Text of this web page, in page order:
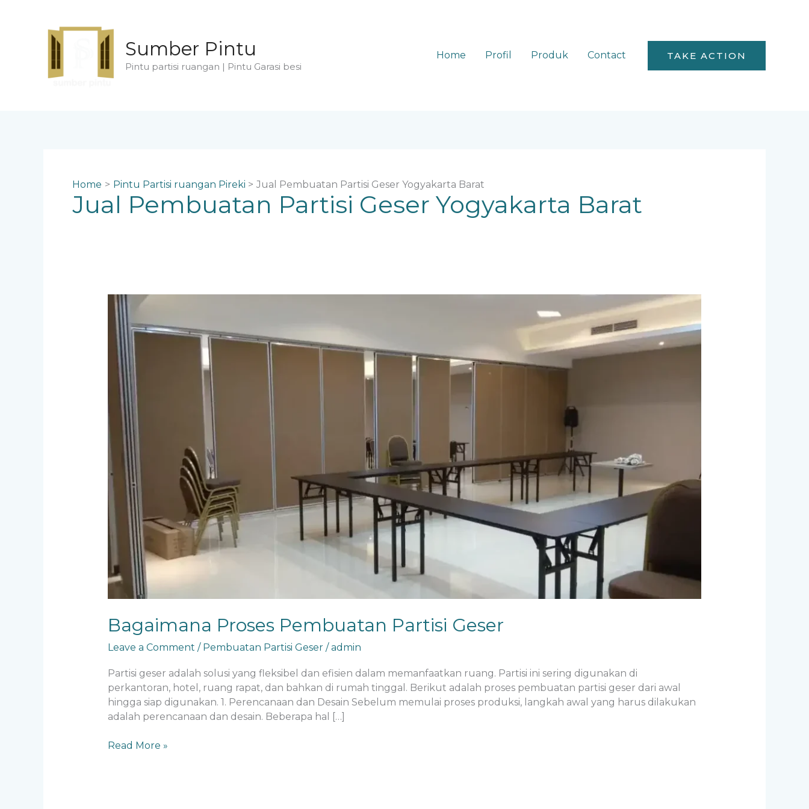
Sumber Pintu
Pintu partisi ruangan | Pintu Garasi besi
Home Profil Produk Contact TAKE ACTION
Home Pintu Partisi ruangan Pireki Jual Pembuatan Partisi Geser Yogyakarta Barat
Jual Pembuatan Partisi Geser Yogyakarta Barat
Bagaimana Proses Pembuatan Partisi Geser
Leave a Comment / Pembuatan Partisi Geser/admin
Partisi geser adalah solusi yang fleksibel dan efisien dalam memanfaatkan ruang. Partisi ini sering digunakan di
perkantoran, hotel, ruang rapat, dan bahkan di rumah tinggal. Berikut adalah proses pembuatan partisi geser dari awal
hingga siap digunakan. 1. Perencanaan dan Desain Sebelum memulai proses produksi, langkah awal yang harus dilakukan
adalah perencanaan dan desain. Beberapa hal […]
Bagaimana
Proses
Pembuatan
Partisi
Geser
Read More »